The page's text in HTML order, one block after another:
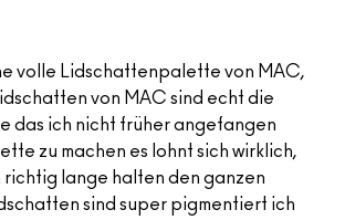
volle Lidschattenpalette von MAC,
von MAC sind echt die
das ich nicht früher angefangen
zu machen es lohnt sich wirklich,
lange halten den ganzen
sind super pigmentiert ich